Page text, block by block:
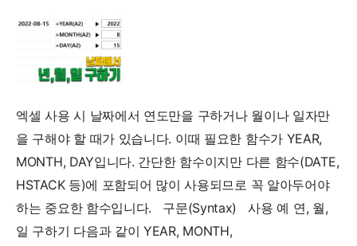
엑셀 사용 시 날짜에서 연도만을 구하거나 월이나 일자만
을 구해야 할 때가 있습니다. 이때 필요한 함수가 YEAR,
MONTH, DAY입니다. 간단한 함수이지만 다른 함수(DATE,
HSTACK 등)에 포함되어 많이 사용되므로 꼭 알아두어야
하는 중요한 함수입니다. 구문(Syntax) 사용 예 연, 월,
일 구하기 다음과 같이 YEAR, MONTH,